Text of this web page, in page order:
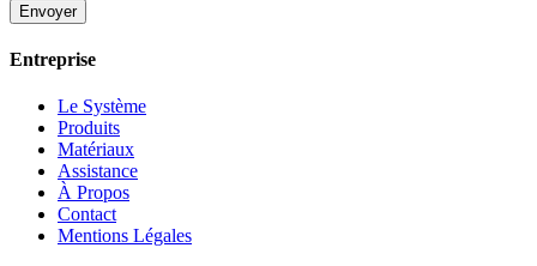
Envoyer
Entreprise
Le Système
Produits
Matériaux
Assistance
À Propos
Contact
Mentions Légales